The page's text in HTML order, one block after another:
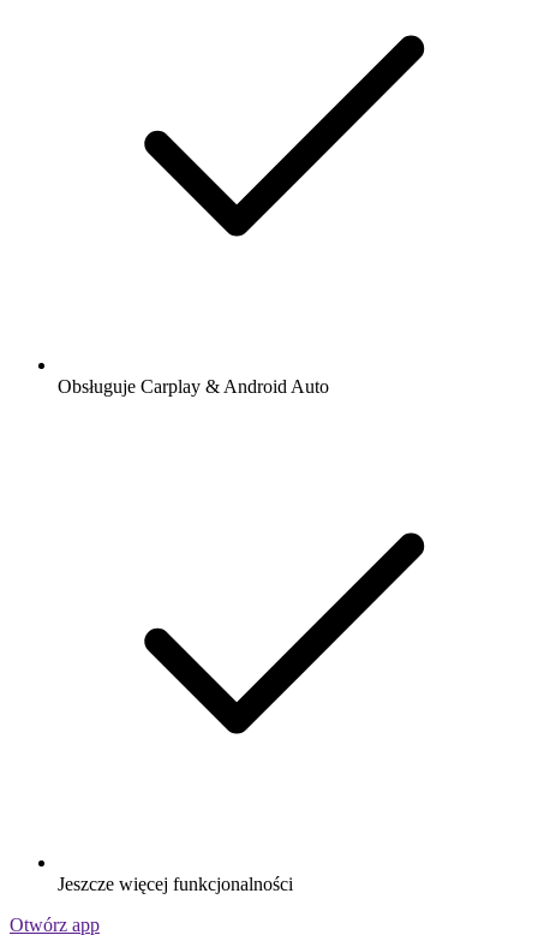
Obsługuje Carplay & Android Auto
Jeszcze więcej funkcjonalności
Otwórz app